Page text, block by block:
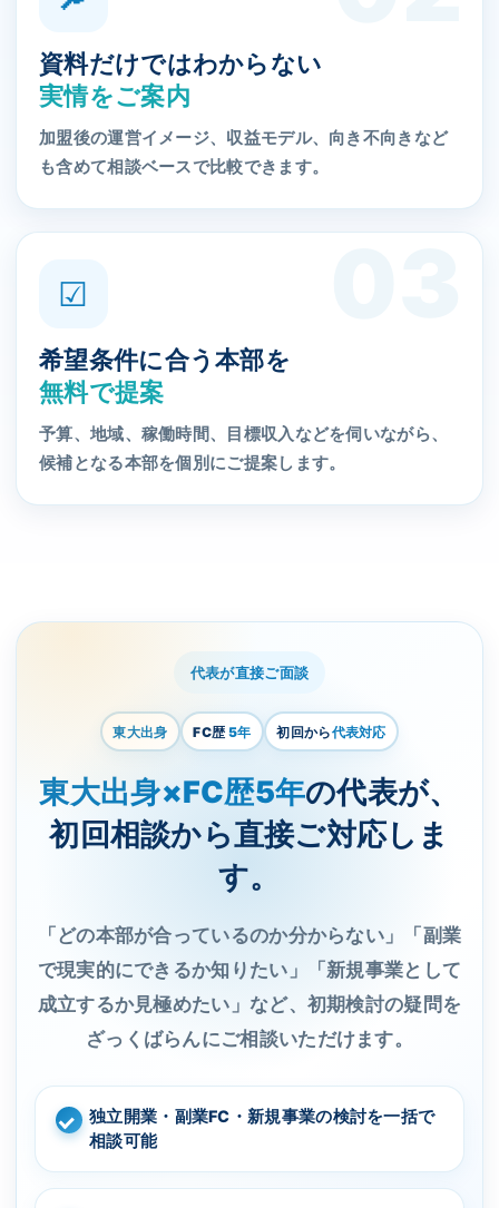
資料だけではわからない
実情をご案内
加盟後の運営イメージ、収益モデル、向き不向きなど
も含めて相談ベースで比較できます。
☑
希望条件に合う本部を
無料で提案
予算、地域、稼働時間、目標収入などを伺いながら、
候補となる本部を個別にご提案します。
代表が直接ご面談
東大出身 FC歴 5年 初回から代表対応
東大出身×FC歴5年の代表が、
初回相談から直接ご対応しま
す。
「どの本部が合っているのか分からない」「副業
で現実的にできるか知りたい」「新規事業として
成立するか見極めたい」など、初期検討の疑問を
ざっくばらんにご相談いただけます。
独立開業・副業FC・新規事業の検討を一括で
相談可能